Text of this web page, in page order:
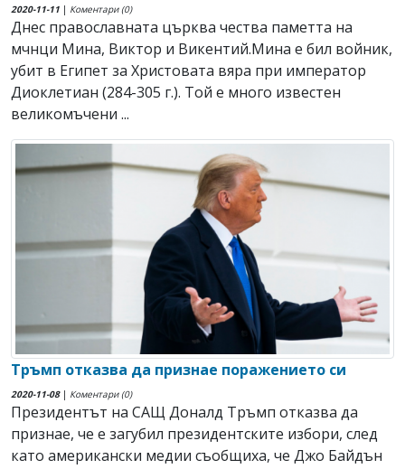
2020-11-11 | Коментари (0)
Днес православната църква чества паметта на
мчнци Мина, Виктор и Викентий.Мина е бил войник,
убит в Египет за Христовата вяра при император
Диоклетиан (284-305 г.). Той е много известен
великомъчени ...
Тръмп отказва да признае поражението си
2020-11-08| Коментари (0)
Президентът на САЩ Доналд Тръмп отказва да
признае, че е загубил президентските избори, след
като американски медии съобщиха, че Джо Байдън